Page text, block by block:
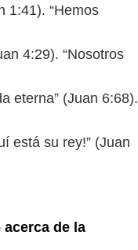
1:41). “Hemos
4:29). “Nosotros
eterna” (Juan 6:68).
está su rey!” (Juan
de la